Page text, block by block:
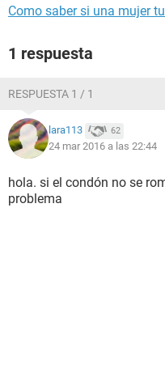
Como saber si una mujer
1 respuesta
RESPUESTA 1 / 1
lara113 62
24 mar 2016 a las 22:44
hola. si el condón no se
problema